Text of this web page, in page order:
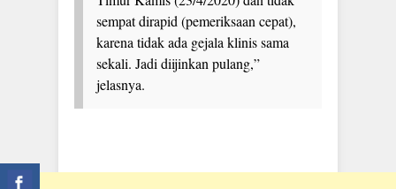
sempat dirapid (pemeriksaan cepat),
karena tidak ada gejala klinis sama
sekali. Jadi diijinkan pulang,”
jelasnya.